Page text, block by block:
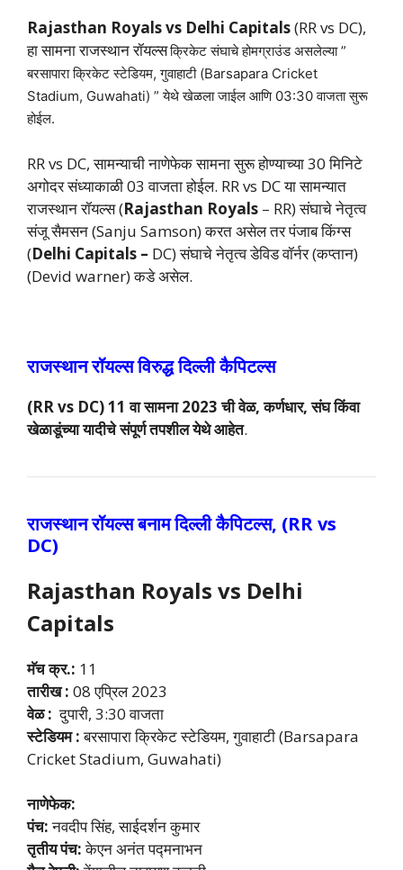
Rajasthan Royals vs Delhi Capitals(RR vs DC),
हा सामना राजस्थान रॉयल्सक्रिकेट संघाचे होमग्राउंड असलेल्या ”
बरसापारा क्रिकेट स्टेडियम, गुवाहाटी (Barsapara Cricket
Stadium, Guwahati) ” येथे खेळला जाईल आणि 03:30 वाजता सुरू
होईल.
RR vs DC, सामन्याची नाणेफेक सामना सुरू होण्याच्या 30 मिनिटे
अगोदर संध्याकाळी 03 वाजता होईल. RR vs DC या सामन्यात
राजस्थान रॉयल्स(Rajasthan Royals – RR) संघाचे नेतृत्व
संजू सैमसन(Sanju Samson)करत असेल तर पंजाब किंग्स
(Delhi Capitals – DC) संघाचे नेतृत्व डेविड वॉर्नर (कप्तान)
(Devid warner) कडे असेल.
राजस्थान रॉयल्स विरुद्ध दिल्ली कैपिटल्स
(RR vs DC) 11 वा सामना 2023 ची वेळ, कर्णधार, संघ किंवा
खेळाडूंच्या यादीचे संपूर्ण तपशील येथे आहेत.
राजस्थान रॉयल्स बनाम दिल्ली कैपिटल्स, (RR vs
DC)
Rajasthan Royals vs Delhi
Capitals
मॅच क्र.: 11
तारीख : 08 एप्रिल 2023
वेळ : दुपारी, 3:30 वाजता
स्टेडियम :बरसापारा क्रिकेट स्टेडियम, गुवाहाटी (Barsapara
Cricket Stadium, Guwahati)
नाणेफेक:
पंच:नवदीप सिंह, साईदर्शन कुमार
तृतीय पंच:केएन अनंत पद्मनाभन